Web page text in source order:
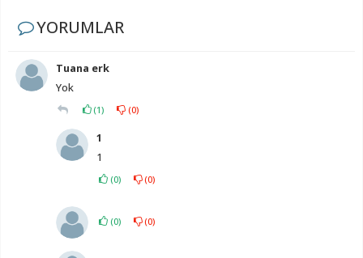
YORUMLAR
Tuana erk
Yok
(1) (0)
1
1
(0) (0)
(0) (0)